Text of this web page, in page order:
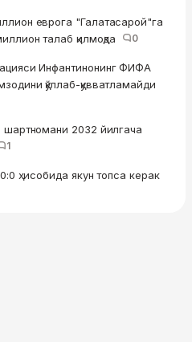
еврога "Галатасарой"га
талаб қилмоқда
0
Инфантинонинг ФИФА
қўллаб-қувватламайди
2032 йилгача
1
ҳисобида якун топса керак